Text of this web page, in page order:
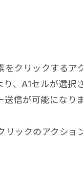
をクリックするア
、A1セルが選択
信が可能になりま
ックのアクショ